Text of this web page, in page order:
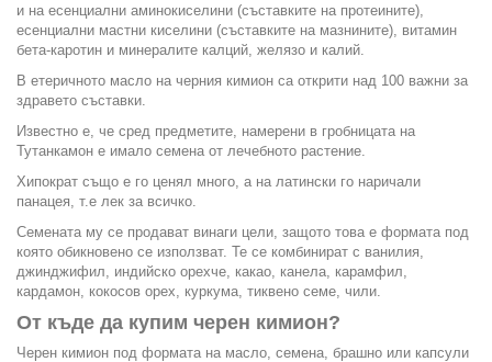
и на есенциални аминокиселини (съставките на протеините),
есенциални мастни киселини (съставките на мазнините), витамин
бета-каротин и минералите калций, желязо и калий.
В етеричното масло на черния кимион са открити над 100 важни за
здравето съставки.
Известно е, че сред предметите, намерени в гробницата на
Тутанкамон е имало семена от лечебното растение.
Хипократ също е го ценял много, а на латински го наричали
панацея, т.е лек за всичко.
Семената му се продават винаги цели, защото това е формата под
която обикновено се използват. Те се комбинират с ванилия,
джинджифил, индийско орехче, какао, канела, карамфил,
кардамон, кокосов орех, куркума, тиквено семе, чили.
От къде да купим черен кимион?
Черен кимион под формата на масло, семена, брашно или капсули